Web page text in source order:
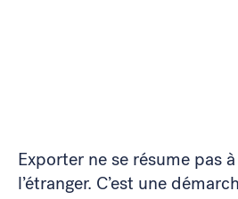
Exporter ne se résume pas
l’étranger. C’est une